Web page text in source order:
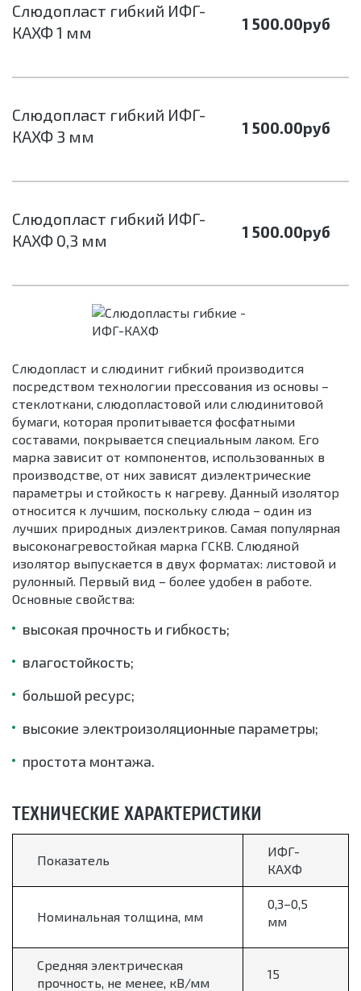
Cлюдопласт гибкий ИФГ-
КАХФ 1 мм
1 500.00руб
Cлюдопласт гибкий ИФГ-
КАХФ 3 мм
1 500.00руб
Cлюдопласт гибкий ИФГ-
КАХФ 0,3 мм
1 500.00руб
Слюдопласт и слюдинит гибкий производится
посредством технологии прессования из основы –
стеклоткани, слюдопластовой или слюдинитовой
бумаги, которая пропитывается фосфатными
составами, покрывается специальным лаком. Его
марка зависит от компонентов, использованных в
производстве, от них зависят диэлектрические
параметры и стойкость к нагреву. Данный изолятор
относится к лучшим, поскольку слюда – один из
лучших природных диэлектриков. Самая популярная
высоконагревостойкая марка ГСКВ. Слюдяной
изолятор выпускается в двух форматах: листовой и
рулонный. Первый вид – более удобен в работе.
Основные свойства:
высокая прочность и гибкость;
влагостойкость;
большой ресурс;
высокие электроизоляционные параметры;
простота монтажа.
ТЕХНИЧЕСКИЕ ХАРАКТЕРИСТИКИ
Показатель
ИФГ-
КАХФ
Номинальная толщина, мм
0,3–0,5
мм
Средняя электрическая
прочность, не менее, кВ/мм
15